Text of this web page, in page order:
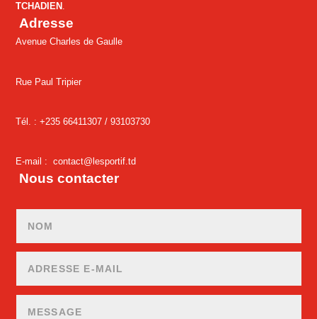
TCHADIEN .
Adresse
Avenue Charles de Gaulle
Rue Paul Tripier
Tél. : +235 66411307 /93103730
E-mail :contact@lesportif.td
Nous contacter